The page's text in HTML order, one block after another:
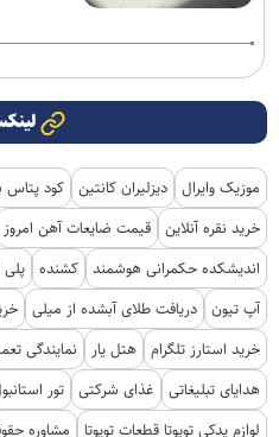
موزیک وایرال دیزلیران کانتین کود پتاس
خرید نقره آنلاین قیمت ضایعات آهن امروز
اندیشکده حکمرانی هوشمند کشنده
آپ تیون دریافت طلای آبشده از میلی
خرید استارز تلگرام هتل یار نمایندگی
هدایای تبلیغاتی
غذای شرکتی تور
لوازم یدکی تویوتا قطعات تویوتا
مشاوره